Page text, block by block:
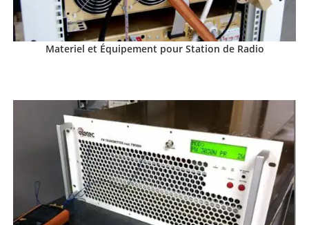
Materiel et Équipement pour Station de Radio